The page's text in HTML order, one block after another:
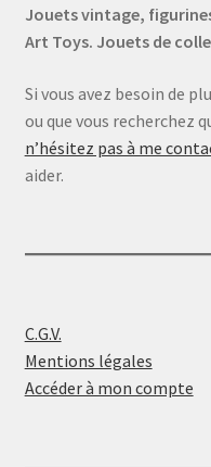
Jouets vintage,
Art Toys. Jouets de
Si vous avez besoin de
ou que vous recherchez
n’hésitez pas à me
aider.
C.G.V.
Mentions légales
Accéder à mon compte